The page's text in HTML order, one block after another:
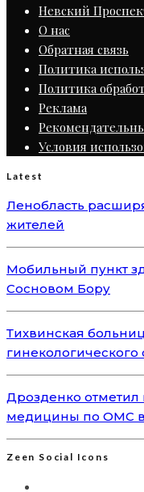
Невский
О нас
Обратная связь
Политика
Политика
Реклама
Условия
Latest
Ленобласть
жителей
Мобильный пункт
Сосновом Бору
Тихвинская
гинекологического
Дрозденко
медицины по ОМС в
Zeen Social Icons